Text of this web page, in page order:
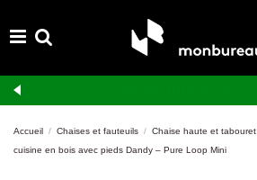
Accueil Chaises et fauteuils Chaise haute et tabouret
cuisine en bois avec pieds Dandy – Pure Loop Mini